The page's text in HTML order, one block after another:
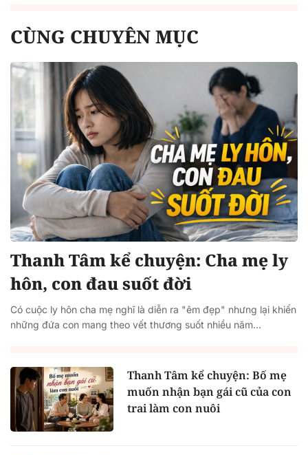
CÙNG CHUYÊN MỤC
Thanh Tâm kể chuyện: Cha mẹ ly
hôn, con đau suốt đời
Có cuộc ly hôn cha mẹ nghĩ là diễn ra "êm đẹp" nhưng lại khiến
những đứa con mang theo vết thương suốt nhiều năm...
Thanh Tâm kể chuyện: Bố mẹ
muốn nhận bạn gái cũ của con
trai làm con nuôi